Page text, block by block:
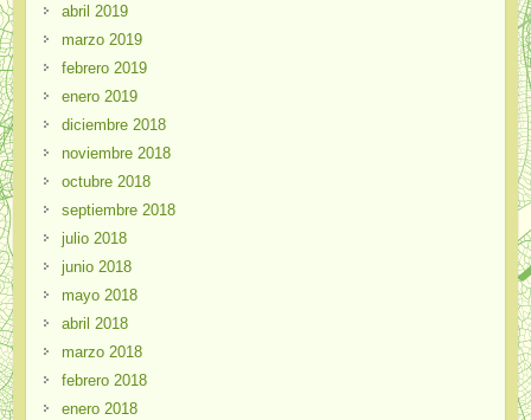
abril 2019
marzo 2019
febrero 2019
enero 2019
diciembre 2018
noviembre 2018
octubre 2018
septiembre 2018
julio 2018
junio 2018
mayo 2018
abril 2018
marzo 2018
febrero 2018
enero 2018